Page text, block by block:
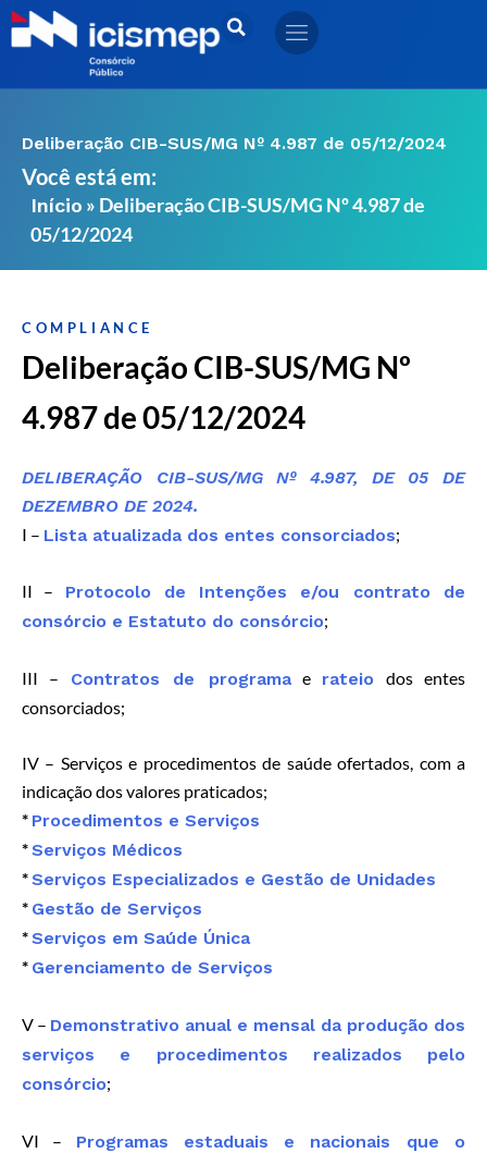
Ir
para
Deliberação CIB-SUS/MG Nº 4.987 de 05/12/2024
Você está em:
Início » Deliberação CIB-SUS/MG Nº 4.987 de
05/12/2024
COMPLIANCE
Deliberação CIB-SUS/MG Nº
4.987 de 05/12/2024
DELIBERAÇÃO CIB-SUS/MG Nº 4.987, DE 05 DE
DEZEMBRO DE 2024.
I – Lista atualizada dos entes consorciados;
II – Protocolo de Intenções e/ou contrato de
consórcio e Estatuto do consórcio;
III – Contratos de programae rateio dos entes
consorciados;
IV – Serviços e procedimentos de saúde ofertados, com a
indicação dos valores praticados;
* Procedimentos e Serviços
*Serviços Médicos
*Serviços Especializados e Gestão de Unidades
* Gestão de Serviços
*Serviços em Saúde Única
* Gerenciamento de Serviços
V – Demonstrativo anual e mensal da produção dos
serviços e procedimentos realizados pelo
consórcio;
VI – Programas estaduais e nacionais que o